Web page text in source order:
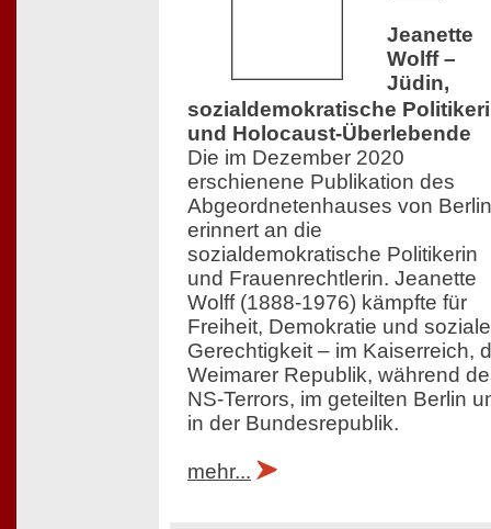
Jeanette
Wolff –
Jüdin,
sozialdemokratische
und Holocaust-Überlebende
Die im Dezember 2020
erschienene Publikation des
Abgeordnetenhauses von Berlin
erinnert an die
sozialdemokratische Politikerin
und Frauenrechtlerin. Jeanette
Wolff (1888-1976) kämpfte für
Freiheit, Demokratie und soziale
Gerechtigkeit – im Kaiserreich,
Weimarer Republik, während
NS-Terrors, im geteilten Berlin
in der Bundesrepublik.
mehr...